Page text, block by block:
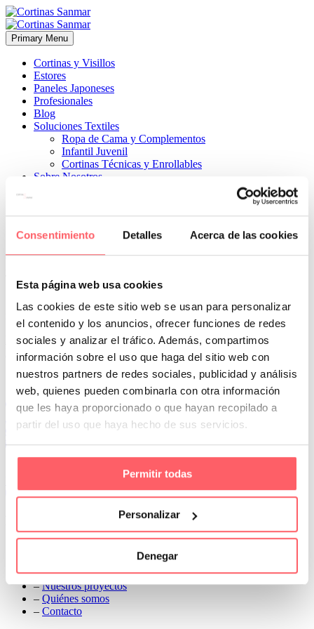
Consentimiento Detalles Acerca de las cookies
Esta página web usa cookies
Las cookies de este sitio web se usan para personalizar
el contenido y los anuncios, ofrecer funciones de redes
sociales y analizar el tráfico. Además, compartimos
información sobre el uso que haga del sitio web con
nuestros partners de redes sociales, publicidad y análisis
web, quienes pueden combinarla con otra información
que les haya proporcionado o que hayan recopilado a
partir del uso que haya hecho de sus servicios.
Permitir todas
Personalizar
Denegar
Primary Menu
Cortinas y Visillos
Estores
Paneles Japoneses
Profesionales
Blog
Soluciones Textiles
Ropa de Cama y Complementos
Infantil Juvenil
Cortinas Técnicas y Enrollables
Sobre Nosotros
¿Cómo Trabajamos?
 
TÉCNICO
0
Si quieres oscurecer un salón , los tejidos opacos serán eficaces sin
Prev
Next
Conoce Cortinas Sanmar
c/ Madrid nº 87 Local 1 y 5 28970 Madrid
91 498 08 97
699 241 888
info@cortinassanmar.es
Qué y cómo lo hacemos
–Preguntas frecuentes
–Nuestros proyectos
– Quiénes somos
– Contacto